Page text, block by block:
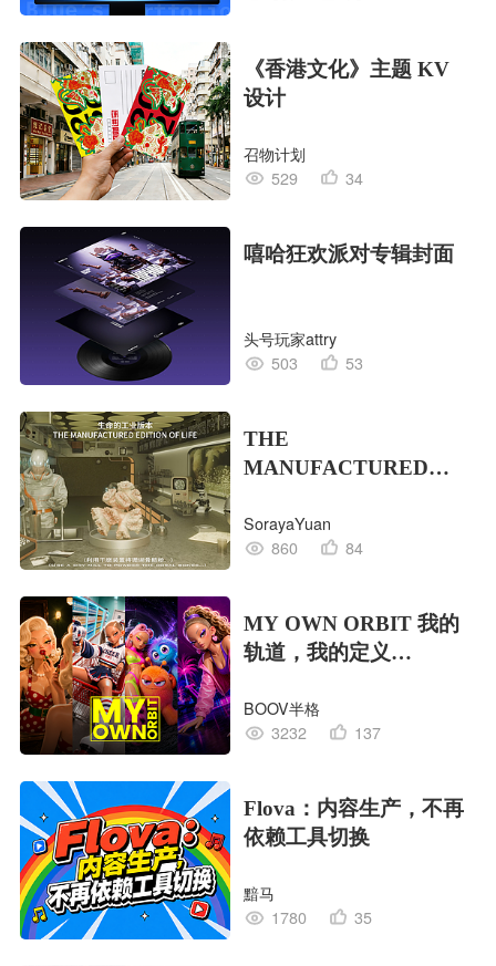
《香港文化》主题 KV
设计
召物计划
529
34
嘻哈狂欢派对专辑封面
头号玩家attry
503
53
THE
MANUFACTURED
的工业版本
SorayaYuan
860
84
MY OWN ORBIT 我的
轨道，我的定义
对
BOOV半格
3232
137
Flova：内容生产，不再
依赖工具切换
黯马
1780
35